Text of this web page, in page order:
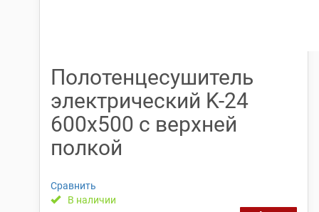
Полотенцесушитель
электрический K-24
600х500 с верхней
полкой
Сравнить
В наличии